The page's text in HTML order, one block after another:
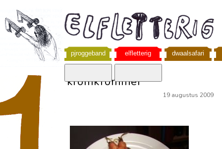
pjroggeband elfletterig dwaalsafari
kromkrommer
19 augustus 2009